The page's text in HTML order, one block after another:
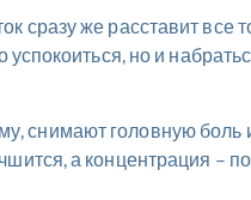
сразу же расставит все
но и
снимают головную
а концентрация –